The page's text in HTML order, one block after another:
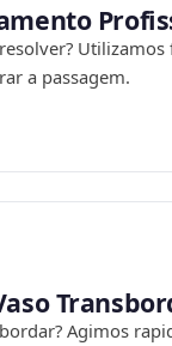
Utilizamos
a passagem.
Agimos